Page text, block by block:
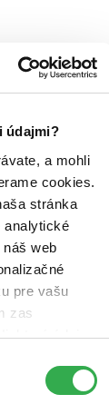
údajmi?
a mohli
cookies.
stránka
analytické
web
pre vašu
zas
údaje
Ďakujeme!